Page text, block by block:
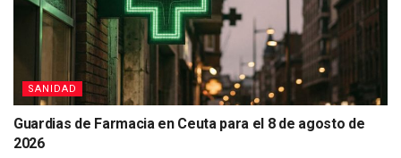
SANIDAD
Guardias de Farmacia en Ceuta para el 8 de agosto de
2026